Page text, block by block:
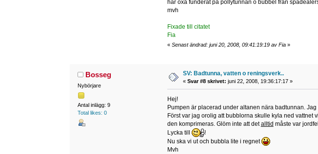
har oxå funderat på pollytunnan o bubbel från
mvh
Fixade till citatet
Fia
« Senast ändrad: juni 20, 2008, 09:41:19:19 av Fia»
Bosseg
Nybörjare
Antal inlägg: 9
Total likes: 0
SV: Badtunna, vatten o reningsverk..
« Svar #8 skrivet: juni 22, 2008, 19:36:17:17 »
Hej!
Pumpen är placerad under altanen nära badtunnan.
Först var jag orolig att bubblorna skulle kyla ned vattnet
den komprimeras. Glöm inte att detalltid måste var
Lycka till
!
Nu ska vi ut och bubbla lite i regnet
Mvh